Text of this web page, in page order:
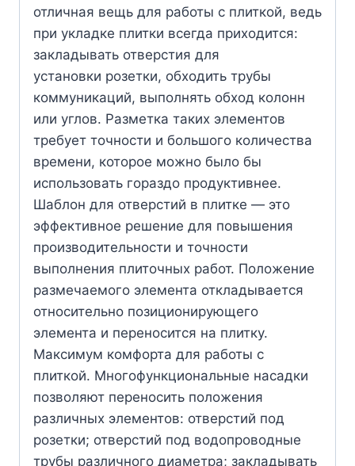
отличная вещь для работы с плиткой, ведь
при укладке плитки всегда приходится:
закладывать отверстия для
установки розетки, обходить трубы
коммуникаций, выполнять обход колонн
или углов. Разметка таких элементов
требует точности и большого количества
времени, которое можно было бы
использовать гораздо продуктивнее.
Шаблон для отверстий в плитке — это
эффективное решение для повышения
производительности и точности
выполнения плиточных работ. Положение
размечаемого элемента откладывается
относительно позиционирующего
элемента и переносится на плитку.
Максимум комфорта для работы с
плиткой. Многофункциональные насадки
позволяют переносить положения
различных элементов: отверстий под
розетки; отверстий под водопроводные
трубы различного диаметра; закладывать